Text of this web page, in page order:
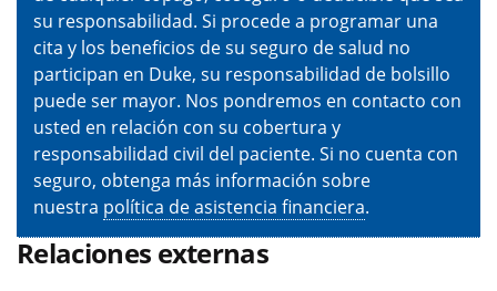
su responsabilidad. Si procede a programar una
cita y los beneficios de su seguro de salud no
participan en Duke, su responsabilidad de bolsillo
puede ser mayor. Nos pondremos en contacto con
usted en relación con su cobertura y
responsabilidad civil del paciente. Si no cuenta con
seguro, obtenga más información sobre
nuestra política de asistencia financiera.
Relaciones externas